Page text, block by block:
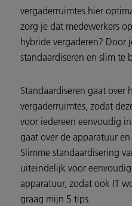
vergaderruimtes hier
zorg je dat medewerkers
hybride vergaderen? Door
standaardiseren en slim te
Standaardiseren gaat
vergaderruimtes, zodat
voor iedereen eenvoudig
gaat over de apparatuur
Slimme standaardisering
uiteindelijk voor
apparatuur, zodat ook IT
graag mijn 5 tips.